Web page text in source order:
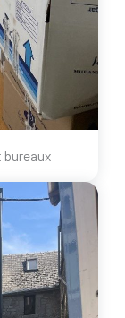
bureaux